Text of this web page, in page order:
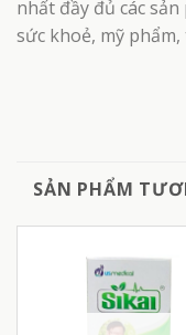
nhất đầy đủ các
sức khoẻ, mỹ
SẢN PHẨM